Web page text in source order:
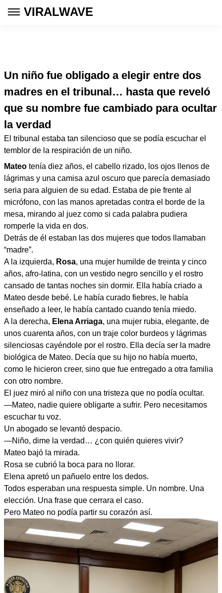
VIRALWAVE
Un niño fue obligado a elegir entre dos
madres en el tribunal… hasta que reveló
que su nombre fue cambiado para ocultar
la verdad
El tribunal estaba tan silencioso que se podía escuchar el
temblor de la respiración de un niño.
Mateo tenía diez años, el cabello rizado, los ojos llenos de
lágrimas y una camisa azul oscuro que parecía demasiado
seria para alguien de su edad. Estaba de pie frente al
micrófono, con las manos apretadas contra el borde de la
mesa, mirando al juez como si cada palabra pudiera
romperle la vida en dos.
Detrás de él estaban las dos mujeres que todos llamaban
“madre”.
A la izquierda, Rosa, una mujer humilde de treinta y cinco
años, afro-latina, con un vestido negro sencillo y el rostro
cansado de tantas noches sin dormir. Ella había criado a
Mateo desde bebé. Le había curado fiebres, le había
enseñado a leer, le había cantado cuando tenía miedo.
A la derecha, Elena Arriaga, una mujer rubia, elegante, de
unos cuarenta años, con un traje color burdeos y lágrimas
silenciosas cayéndole por el rostro. Ella decía ser la madre
biológica de Mateo. Decía que su hijo no había muerto,
como le hicieron creer, sino que fue entregado a otra familia
con otro nombre.
El juez miró al niño con una tristeza que no podía ocultar.
—Mateo, nadie quiere obligarte a sufrir. Pero necesitamos
escuchar tu voz.
Un abogado se levantó despacio.
—Niño, dime la verdad… ¿con quién quieres vivir?
Mateo bajó la mirada.
Rosa se cubrió la boca para no llorar.
Elena apretó un pañuelo entre los dedos.
Todos esperaban una respuesta simple. Un nombre. Una
elección. Una frase que cerrara el caso.
Pero Mateo no podía partir su corazón así.